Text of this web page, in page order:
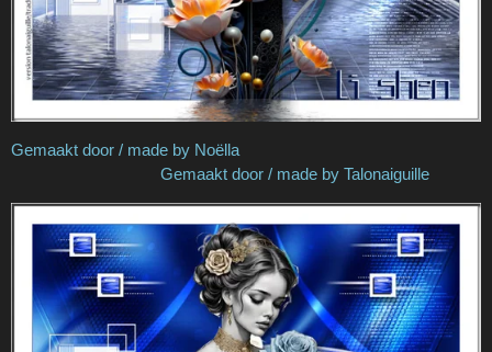
Gemaakt door / made by Noëlla
Gemaakt door / made by Talonaiguille